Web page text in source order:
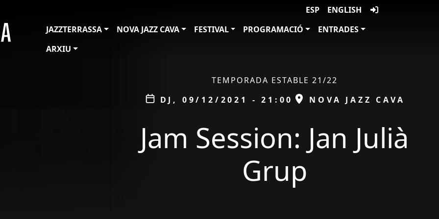
ESP
ENGLISH
JAZZTERRASSA
NOVA JAZZ CAVA FESTIVAL PROGRAMACIÓ
ENTRADES
ARXIU
TEMPORADA ESTABLE 21/22
Data
DJ, 09/12/2021 - 21:00 ESPAI
NOVA JAZZ CAVA
Jam Session: Jan Julià
Grup